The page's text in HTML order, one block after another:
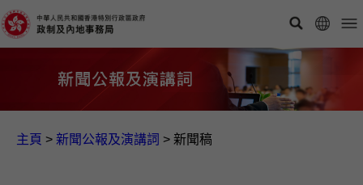
主頁 > 新聞公報及演講詞 > 新聞稿